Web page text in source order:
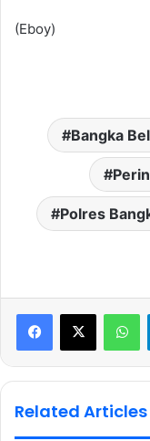
(Eboy)
Bangka
Polres
Related Articles